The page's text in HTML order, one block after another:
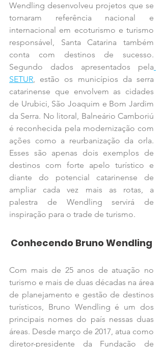
Wendling desenvolveu projetos que se
tornaram referência nacional e
internacional em ecoturismo e turismo
responsável, Santa Catarina também
conta com destinos de sucesso.
Segundo dados apresentados pela
SETUR, estão os municípios da serra
catarinense que envolvem as cidades
de Urubici, São Joaquim e Bom Jardim
da Serra. No litoral, Balneário Camboriú
é reconhecida pela modernização com
ações como a reurbanização da orla.
Esses são apenas dois exemplos de
destinos com forte apelo turístico e
diante do potencial catarinense de
ampliar cada vez mais as rotas, a
palestra de Wendling servirá de
inspiração para o trade de turismo.
Conhecendo Bruno Wendling
Com mais de 25 anos de atuação no
turismo e mais de duas décadas na área
de planejamento e gestão de destinos
turísticos, Bruno Wendling é um dos
principais nomes do país nessas duas
áreas. Desde março de 2017, atua como
diretor-presidente da Fundação de